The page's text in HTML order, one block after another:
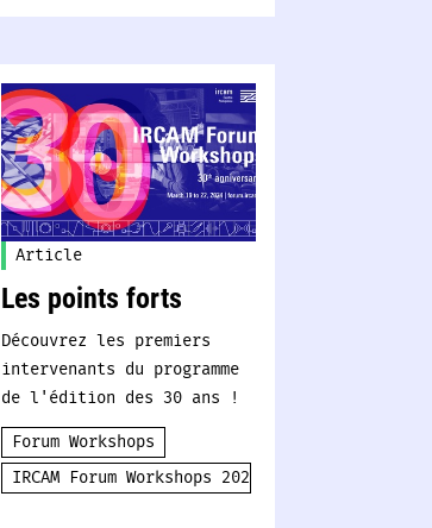
Article
Les points forts
Découvrez les premiers
intervenants du programme
de l'édition des 30 ans !
Forum Workshops
IRCAM Forum Workshops 2024